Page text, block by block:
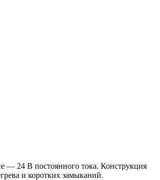
— 24 В постоянного тока. Конструкция
и коротких замыканий.